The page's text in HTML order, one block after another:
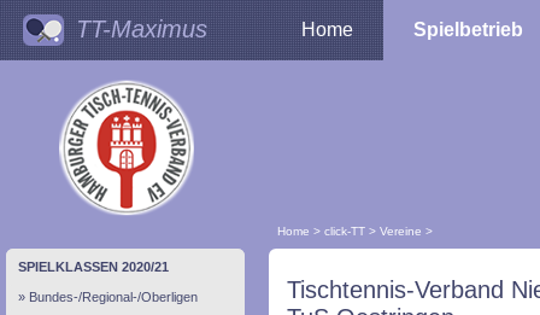
TT-Maximus Home Spielbetrieb
Home > click-TT > Vereine >
SPIELKLASSEN 2020/21
Bundes-/Regional-/Oberligen
Tischtennis-Verband